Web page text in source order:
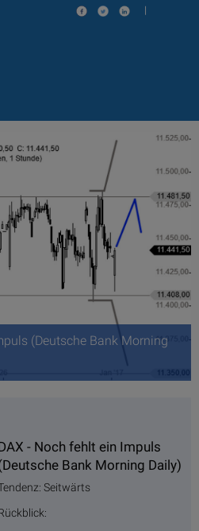
|
(Deutsche Bank Morning
- Noch fehlt ein Impuls
Bank Morning Daily)
Seitwärts